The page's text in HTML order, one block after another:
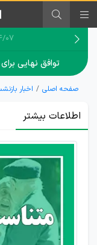
توافق نهایی برای
صفحه اصلی اخبار
اطلاعات بیشتر
آخرین
وضعیت
متناسب‌سازی
حقوق
بازنشستگان